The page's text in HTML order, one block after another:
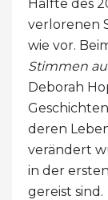
Hälfte des
verlorenen
wie vor.
Stimmen
Deborah
deren
verändert
in der
gereist sind.